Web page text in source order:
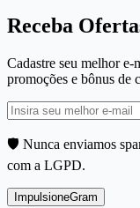
Receba
Cadastre seu melhor
promoções e bônus de
🛡️ Nunca enviamos
com a LGPD.
ImpulsioneGram